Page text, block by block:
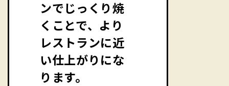
ンでじっくり焼
くことで、より
レストランに近
い仕上がりにな
ります。